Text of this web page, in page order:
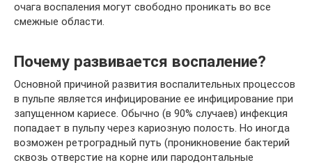
очага воспаления могут свободно проникать во все
смежные области.
Почему развивается воспаление?
Основной причиной развития воспалительных процессов
в пульпе является инфицирование ее инфицирование при
запущенном кариесе. Обычно (в 90% случаев) инфекция
попадает в пульпу через кариозную полость. Но иногда
возможен ретроградный путь (проникновение бактерий
сквозь отверстие на корне или пародонтальные